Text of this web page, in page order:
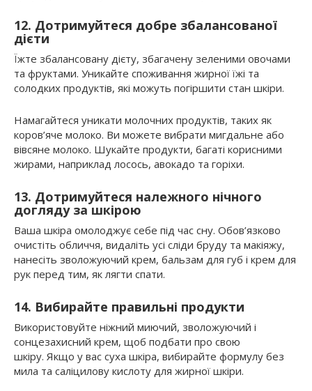
12. Дотримуйтеся добре збалансованої
дієти
Їжте збалансовану дієту, збагачену зеленими овочами
та фруктами. Уникайте споживання жирної їжі та
солодких продуктів, які можуть погіршити стан шкіри.
Намагайтеся уникати молочних продуктів, таких як
коров’яче молоко. Ви можете вибрати мигдальне або
вівсяне молоко. Шукайте продукти, багаті корисними
жирами, наприклад лосось, авокадо та горіхи.
13. Дотримуйтеся належного нічного
догляду за шкірою
Ваша шкіра омолоджує себе під час сну. Обов’язково
очистіть обличчя, видаліть усі сліди бруду та макіяжу,
нанесіть зволожуючий крем, бальзам для губ і крем для
рук перед тим, як лягти спати.
14. Вибирайте правильні продукти
Використовуйте ніжний миючий, зволожуючий і
сонцезахисний крем, щоб подбати про свою
шкіру. Якщо у вас суха шкіра, вибирайте формулу без
мила та саліцилову кислоту для жирної шкіри.